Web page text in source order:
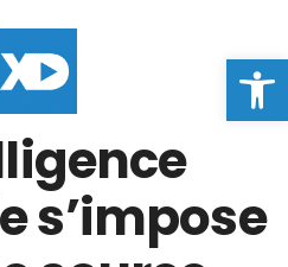
Ouvrir
s’impose